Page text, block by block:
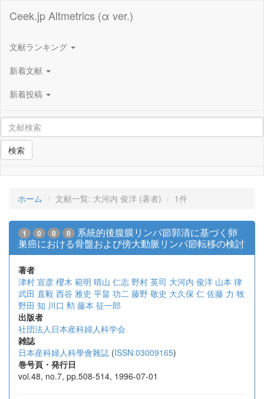
Ceek.jp Altmetrics (α ver.)
文献ランキング
新着文献
新着投稿
検索
ホーム 文献一覧: 大河内 俊洋 (著者) 1件
1 0 0 0
系統的後腹膜リンパ節郭清に基づく卵
巣癌における骨盤および傍大動脈リンパ節転移の検討
著者
津村 宣彦 櫻木 範明 晴山 仁志 野村 英司 大河内 俊洋 山本 律
武田 直毅 西谷 雅史 平畠 功二 藤野 敬史 大久保 仁 佐藤 力 牧
野田 知 川口 勲 藤本 征一郎
出版者
社団法人日本産科婦人科学会
雑誌
日本産科婦人科學會雜誌 (ISSN:03009165)
巻号頁・発行日
vol.48, no.7, pp.508-514, 1996-07-01